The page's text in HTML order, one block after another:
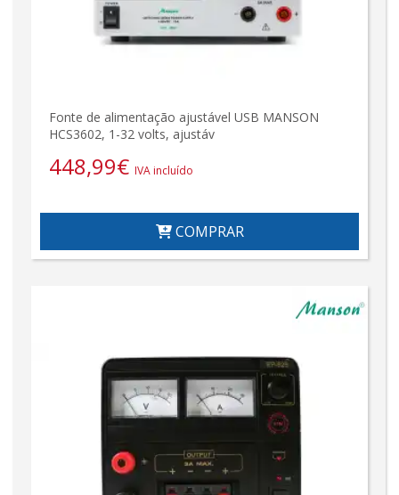
Fonte de alimentação ajustável USB MANSON
HCS3602, 1-32 volts, ajustáv
448,99€ IVA incluído
COMPRAR